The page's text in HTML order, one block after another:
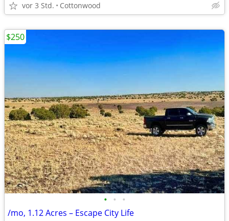
vor 3 Std. Cottonwood
• • •
/mo, 1.12 Acres – Escape City Life
$250